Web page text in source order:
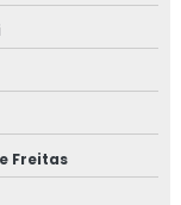
Freitas